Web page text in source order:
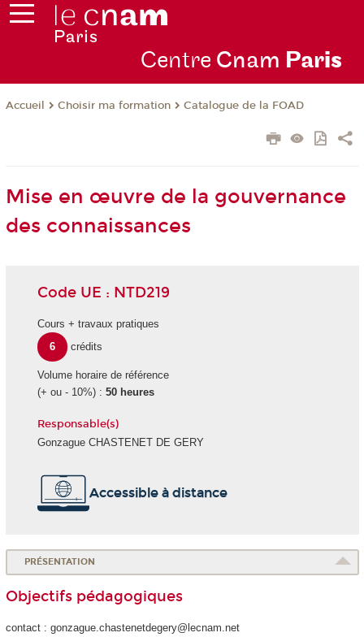
Centre Cnam Paris
Accueil Choisir ma formation Catalogue de la FOAD
Mise en œuvre de la gouvernance
des connaissances
Code UE : NTD219
Cours + travaux pratiques
6
crédits
Volume horaire de référence
(+ ou - 10%) : 50 heures
Responsable(s)
Gonzague CHASTENET DE GERY
Accessible à distance
PRÉSENTATION
Objectifs pédagogiques
contact : gonzague.chastenetdegery@lecnam.net